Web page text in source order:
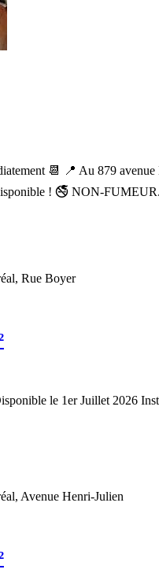
📆 📍 Au 879 avenue
disponible ! 🚭 NON-
le 1er Juillet 2026